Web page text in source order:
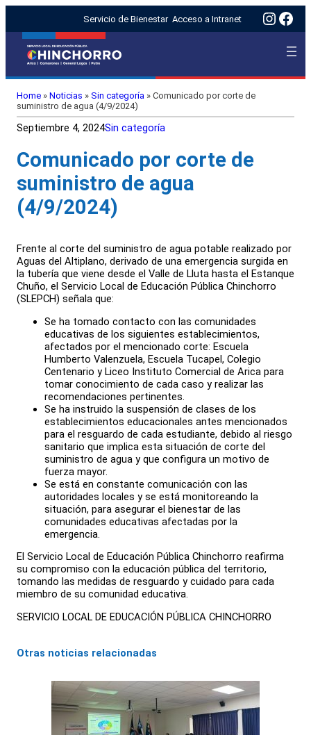
Servicio de Bienestar Acceso a Intranet
Home » Noticias » Sin categoría » Comunicado por corte de
suministro de agua (4/9/2024)
Septiembre 4, 2024Sin categoría
Comunicado por corte de
suministro de agua
(4/9/2024)
Frente al corte del suministro de agua potable realizado por
Aguas del Altiplano, derivado de una emergencia surgida en
la tubería que viene desde el Valle de Lluta hasta el Estanque
Chuño, el Servicio Local de Educación Pública Chinchorro
(SLEPCH) señala que:
Se ha tomado contacto con las comunidades
educativas de los siguientes establecimientos,
afectados por el mencionado corte: Escuela
Humberto Valenzuela, Escuela Tucapel, Colegio
Centenario y Liceo Instituto Comercial de Arica para
tomar conocimiento de cada caso y realizar las
recomendaciones pertinentes.
Se ha instruido la suspensión de clases de los
establecimientos educacionales antes mencionados
para el resguardo de cada estudiante, debido al riesgo
sanitario que implica esta situación de corte del
suministro de agua y que configura un motivo de
fuerza mayor.
Se está en constante comunicación con las
autoridades locales y se está monitoreando la
situación, para asegurar el bienestar de las
comunidades educativas afectadas por la
emergencia.
El Servicio Local de Educación Pública Chinchorro reafirma
su compromiso con la educación pública del territorio,
tomando las medidas de resguardo y cuidado para cada
miembro de su comunidad educativa.
SERVICIO LOCAL DE EDUCACIÓN PÚBLICA CHINCHORRO
Otras noticias relacionadas